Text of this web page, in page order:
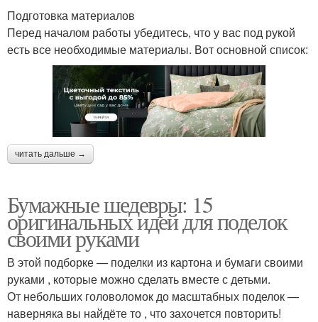
Подготовка материалов
Перед началом работы убедитесь, что у вас под рукой
есть все необходимые материалы. Вот основной список:
читать дальше →
Бумажные шедевры: 15
оригинальных идей для поделок
своими руками
В этой подборке — поделки из картона и бумаги своими
руками , которые можно сделать вместе с детьми.
От небольших головоломок до масштабных поделок —
наверняка вы найдёте то , что захочется повторить!